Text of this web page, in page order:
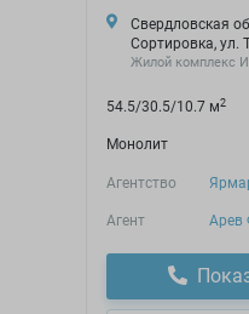
Свердловская
Сортировка, ул.
Жилой комплекс
54.5/30.5/10.7 м2
Монолит
Агентство
Агент Арев